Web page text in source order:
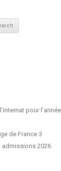
pour l’année
de France 3
admissions 2026